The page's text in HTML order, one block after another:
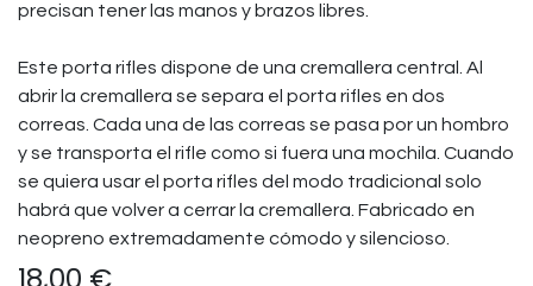
precisan tener las manos y brazos libres.
Este porta rifles dispone de una cremallera central. Al
abrir la cremallera se separa el porta rifles en dos
correas. Cada una de las correas se pasa por un hombro
y se transporta el rifle como si fuera una mochila. Cuando
se quiera usar el porta rifles del modo tradicional solo
habrá que volver a cerrar la cremallera. Fabricado en
neopreno extremadamente cómodo y silencioso.